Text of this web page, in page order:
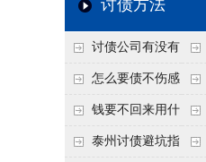
讨债方法
讨债公司有没有
行业协会？正规机构
的行业自律和认证
有
怎么要债不伤感
情？ 据
钱要不回来用什
么方法要回来 么
泰州讨债避坑指